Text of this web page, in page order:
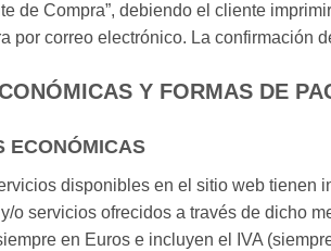
de Compra”, debiendo el cliente
por correo electrónico. La confirmación
Y FORMAS DE
ECONÓMICAS
disponibles en el sitio web tienen
o servicios ofrecidos a través de dicho
en Euros e incluyen el IVA